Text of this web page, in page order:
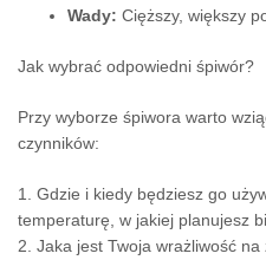
Wady: Cięższy, większy
Jak wybrać odpowiedni śpiwór?
Przy wyborze śpiwora warto
czynników:
1. Gdzie i kiedy będziesz go
temperaturę, w jakiej planujesz
2. Jaka jest Twoja wrażliwość na